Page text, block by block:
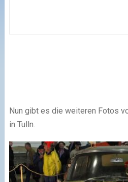
Nun gibt es die weiteren Fotos
in Tulln.